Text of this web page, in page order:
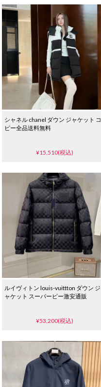
シャネル chanel ダウン ジャケット コ
ピー全品送料無料
¥15,510(税込)
ルイヴィトン louis-vuittton ダウン ジ
ャケット スーパーピー激安通販
¥53,200(税込)